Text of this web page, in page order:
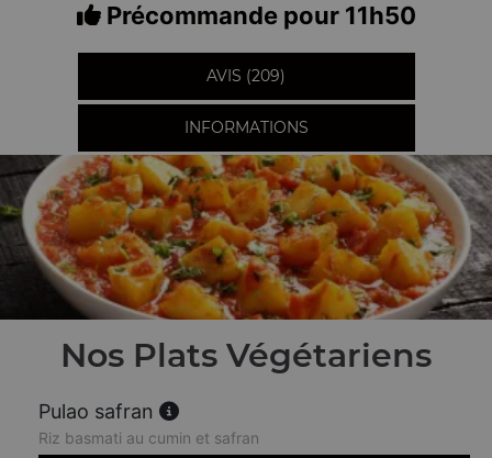
Précommande pour 11h50
AVIS (209)
INFORMATIONS
Nos Plats Végétariens
Pulao safran
Riz basmati au cumin et safran